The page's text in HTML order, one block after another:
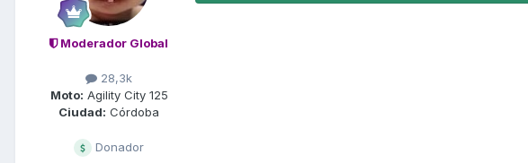
Moderador Global
28,3k
Moto: Agility City 125
Ciudad: Córdoba
Donador